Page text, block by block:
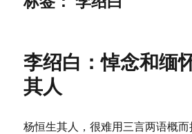
李绍白：悼念和缅
其人
杨恒生其人，很难用三言两语概而